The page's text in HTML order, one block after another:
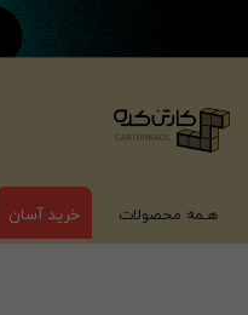
هـمه محصولات خرید آسان